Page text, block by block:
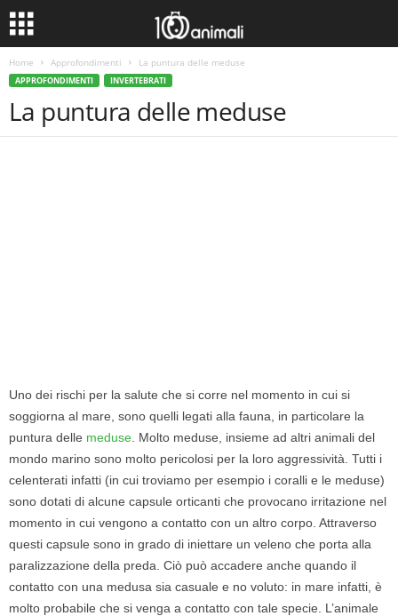
Home Approfondimenti La puntura delle meduse
APPROFONDIMENTI INVERTEBRATI
La puntura delle meduse
Uno dei rischi per la salute che si corre nel momento in cui si
soggiorna al mare, sono quelli legati alla fauna, in particolare la
puntura delle meduse . Molto meduse, insieme ad altri animali del
mondo marino sono molto pericolosi per la loro aggressività. Tutti i
celenterati infatti (in cui troviamo per esempio i coralli e le meduse)
sono dotati di alcune capsule orticanti che provocano irritazione nel
momento in cui vengono a contatto con un altro corpo. Attraverso
questi capsule sono in grado di iniettare un veleno che porta alla
paralizzazione della preda. Ciò può accadere anche quando il
contatto con una medusa sia casuale e no voluto: in mare infatti, è
molto probabile che si venga a contatto con tale specie. L’animale